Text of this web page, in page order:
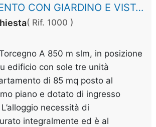
APPARTAMENTO CON GIARDINO E VISTA PANORAMICA
( Rif. 1000 )
A 850 m slm, in posizione
edificio con sole tre unità
di 85 mq posto al
piano e dotato di ingresso
necessità di
integralmente ed è al